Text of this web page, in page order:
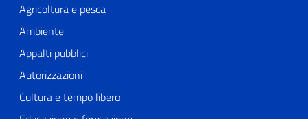
Agricoltura e pesca
Ambiente
Appalti pubblici
Autorizzazioni
Cultura e tempo libero